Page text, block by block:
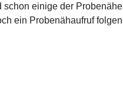
einige der
ein Probenähaufruf